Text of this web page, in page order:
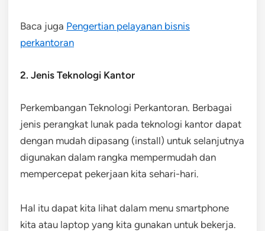
Baca juga Pengertian pelayanan bisnis
perkantoran
2. Jenis Teknologi Kantor
Perkembangan Teknologi Perkantoran. Berbagai
jenis perangkat lunak pada teknologi kantor dapat
dengan mudah dipasang (install) untuk selanjutnya
digunakan dalam rangka mempermudah dan
mempercepat pekerjaan kita sehari-hari.
Hal itu dapat kita lihat dalam menu smartphone
kita atau laptop yang kita gunakan untuk bekerja.